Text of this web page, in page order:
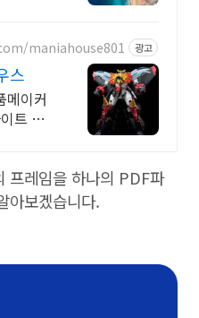
maniahouse801 광고
스
메이커
트 매
프레임을 하나의 PDF파
아보겠습니다.